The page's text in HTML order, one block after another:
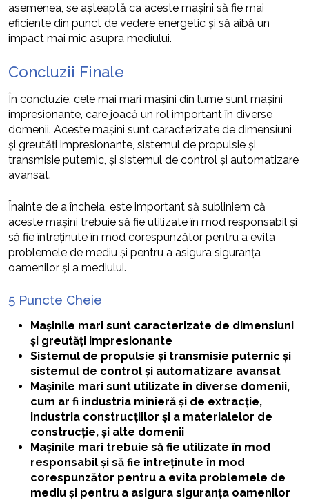
asemenea, se așteaptă ca aceste mașini să fie mai
eficiente din punct de vedere energetic și să aibă un
impact mai mic asupra mediului.
Concluzii Finale
În concluzie, cele mai mari mașini din lume sunt mașini
impresionante, care joacă un rol important în diverse
domenii. Aceste mașini sunt caracterizate de dimensiuni
și greutăți impresionante, sistemul de propulsie și
transmisie puternic, și sistemul de control și automatizare
avansat.
Înainte de a încheia, este important să subliniem că
aceste mașini trebuie să fie utilizate în mod responsabil și
să fie întreținute în mod corespunzător pentru a evita
problemele de mediu și pentru a asigura siguranța
oamenilor și a mediului.
5 Puncte Cheie
Mașinile mari sunt caracterizate de dimensiuni
și greutăți impresionante
Sistemul de propulsie și transmisie puternic și
sistemul de control și automatizare avansat
Mașinile mari sunt utilizate în diverse domenii,
cum ar fi industria minieră și de extracție,
industria construcțiilor și a materialelor de
construcție, și alte domenii
Mașinile mari trebuie să fie utilizate în mod
responsabil și să fie întreținute în mod
corespunzător pentru a evita problemele de
mediu și pentru a asigura siguranța oamenilor